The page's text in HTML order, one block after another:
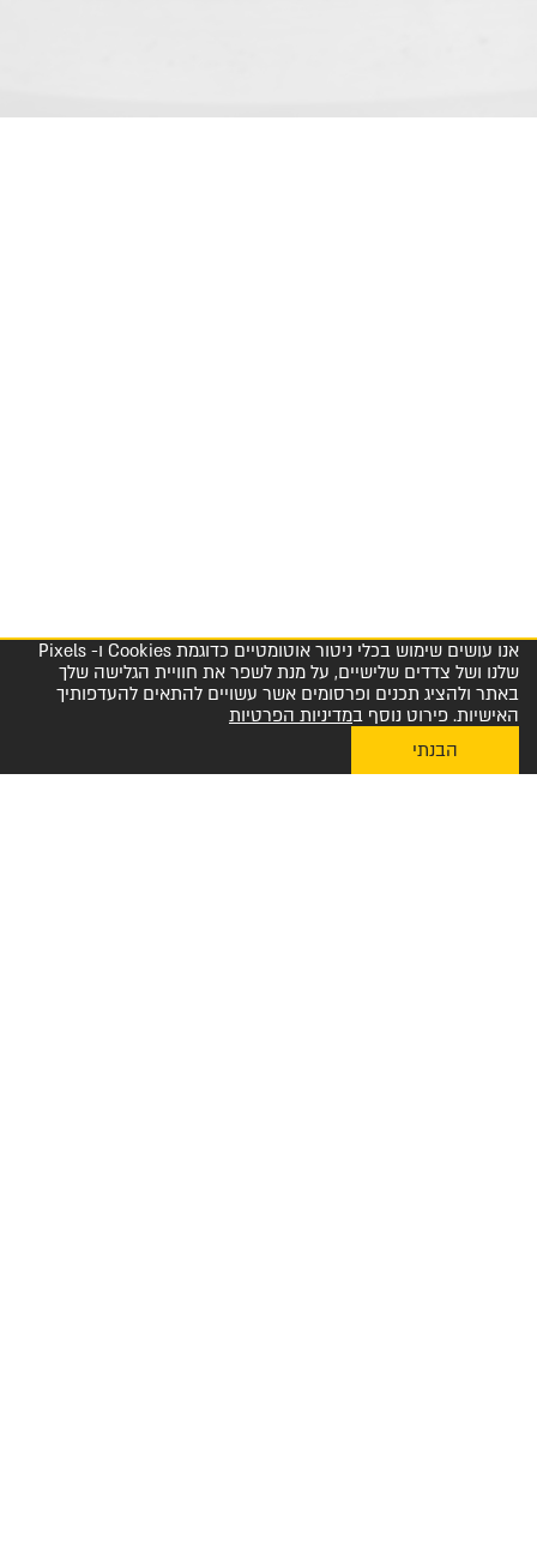
אנו עושים שימוש בכלי ניטור אוטומטיים כדוגמת Cookies ו- Pixels
שלנו ושל צדדים שלישיים, על מנת לשפר את חוויית הגלישה שלך
באתר ולהציג תכנים ופרסומים אשר עשויים להתאים להעדפותיך
האישיות. פירוט נוסף במדיניות הפרטיות
הבנתי